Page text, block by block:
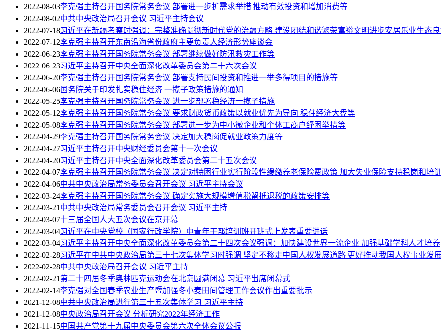
2022-08-03李克强主持召开国务院常务会议 部署进一步扩需求举措 推动有效投资和增加消费等
2022-08-02中共中央政治局召开会议 习近平主持会议
2022-07-18习近平在新疆考察时强调：完整准确贯彻新时代党的治疆方略 建设团结和谐繁荣富裕文明进步安居乐业生态
2022-07-12李克强主持召开东南沿海省份政府主要负责人经济形势座谈会
2022-06-23李克强主持召开国务院常务会议 部署继续做好防汛救灾工作等
2022-06-23习近平主持召开中央全面深化改革委员会第二十六次会议
2022-06-20李克强主持召开国务院常务会议 部署支持民间投资和推进一举多得项目的措施等
2022-06-06国务院关于印发扎实稳住经济 一揽子政策措施的通知
2022-05-25李克强主持召开国务院常务会议 进一步部署稳经济一揽子措施
2022-05-12李克强主持召开国务院常务会议 要求财政货币政策以就业优先为导向 稳住经济大盘等
2022-05-08李克强主持召开国务院常务会议 部署进一步为中小微企业和个体工商户纾困举措等
2022-04-29李克强主持召开国务院常务会议 决定加大稳岗促就业政策力度等
2022-04-27习近平主持召开中央财经委员会第十一次会议
2022-04-20习近平主持召开中央全面深化改革委员会第二十五次会议
2022-04-07李克强主持召开国务院常务会议 决定对特困行业实行阶段性缓缴养老保险费政策 加大失业保险支持稳岗和培
2022-04-06中共中央政治局常务委员会召开会议 习近平主持会议
2022-03-24李克强主持召开国务院常务会议 确定实施大规模增值税留抵退税的政策安排等
2022-03-21中共中央政治局常务委员会召开会议 习近平主持
2022-03-07十三届全国人大五次会议在京开幕
2022-03-04习近平在中央党校（国家行政学院）中青年干部培训班开班式上发表重要讲话
2022-03-04习近平主持召开中央全面深化改革委员会第二十四次会议强调：加快建设世界一流企业 加强基础学科人才培养
2022-02-28习近平在中共中央政治局第三十七次集体学习时强调 坚定不移走中国人权发展道路 更好推动我国人权事业发
2022-02-28中共中央政治局召开会议 习近平主持
2022-02-21第二十四届冬季奥林匹克运动会在北京圆满闭幕 习近平出席闭幕式
2022-02-14李克强对全国春季农业生产暨加强冬小麦田间管理工作会议作出重要批示
2021-12-08中共中央政治局进行第三十五次集体学习 习近平主持
2021-12-08中央政治局召开会议 分析研究2022年经济工作
2021-11-15中国共产党第十九届中央委员会第六次全体会议公报